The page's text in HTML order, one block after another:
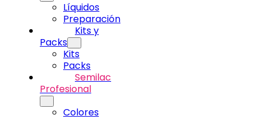
Líquidos
Preparación
Kits y
Packs
Kits
Packs
Semilac
Profesional
Colores